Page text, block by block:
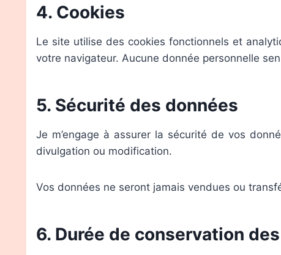
4. Cookies
Le site utilise des cookies fonctionnels et
votre navigateur. Aucune donnée personnelle
5. Sécurité des données
Je m’engage à assurer la sécurité de vos
divulgation ou modification.
Vos données ne seront jamais vendues ou
6. Durée de conservation